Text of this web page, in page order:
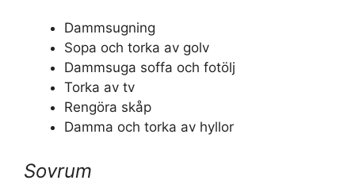
Dammsugning
Sopa och torka av golv
Dammsuga soffa och fotölj
Torka av tv
Rengöra skåp
Damma och torka av hyllor
Sovrum